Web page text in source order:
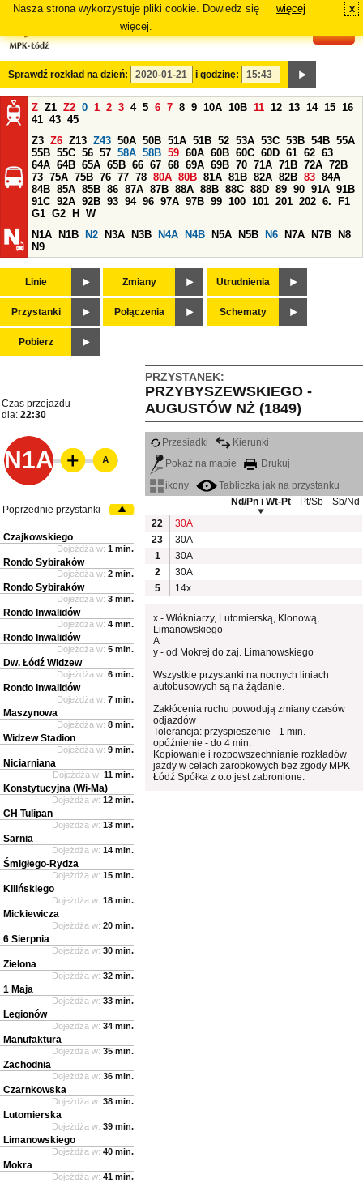
Nasza strona wykorzystuje pliki cookie. Dowiedz się
więcej.
więcej x
Sprawdź rozkład na dzień: i godzinę:
Z Z1 Z2 0 1 2 3 4 5 6 7 8 9 10A 10B 11 12 13 14 15 16
41 43 45
Z3 Z6 Z13 Z43 50A 50B 51A 51B 52 53A 53C 53B 54B 55A
55B 55C 56 57 58A 58B 59 60A 60B 60C 60D 61 62 63
64A 64B 65A 65B 66 67 68 69A 69B 70 71A 71B 72A 72B
73 75A 75B 76 77 78 80A 80B 81A 81B 82A 82B 83 84A
84B 85A 85B 86 87A 87B 88A 88B 88C 88D 89 90 91A 91B
91C 92A 92B 93 94 96 97A 97B 99 100 101 201 202 6.
F1
G1 G2 H
W
N1A
N1B N2 N3A N3B N4A N4B N5A N5B N6 N7A N7B
N8
N9
Linie Zmiany Utrudnienia
Przystanki Połączenia Schematy
Pobierz
PRZYSTANEK:
PRZYBYSZEWSKIEGO -
AUGUSTÓW NŻ (1849)
Czas przejazdu
dla: 22:30
N1A
Przesiadki
Kierunki
Pokaż na mapie
Drukuj
ikony
Tabliczka jak na przystanku
Nd/Pn i Wt-Pt
Pt/Sb
Sb/Nd
22
30A
23
30A
1
30A
2
30A
5
14x
x - Włókniarzy, Lutomierską, Klonową,
Limanowskiego
A
y - od Mokrej do zaj. Limanowskiego
Wszystkie przystanki na nocnych liniach
autobusowych są na żądanie.
Zakłócenia ruchu powodują zmiany czasów
odjazdów
Tolerancja: przyspieszenie - 1 min.
opóźnienie - do 4 min.
Kopiowanie i rozpowszechnianie rozkładów
jazdy w celach zarobkowych bez zgody MPK
Łódź Spółka z o.o jest zabronione.
A
Poprzednie przystanki
Czajkowskiego
Dojeżdża w: 1 min.
Rondo Sybiraków
Dojeżdża w: 2 min.
Rondo Sybiraków
Dojeżdża w: 3 min.
Rondo Inwalidów
Dojeżdża w: 4 min.
Rondo Inwalidów
Dojeżdża w: 5 min.
Dw. Łódź Widzew
Dojeżdża w: 6 min.
Rondo Inwalidów
Dojeżdża w: 7 min.
Maszynowa
Dojeżdża w: 8 min.
Widzew Stadion
Dojeżdża w: 9 min.
Niciarniana
Dojeżdża w: 11 min.
Konstytucyjna (Wi-Ma)
Dojeżdża w: 12 min.
CH Tulipan
Dojeżdża w: 13 min.
Sarnia
Dojeżdża w: 14 min.
Śmigłego-Rydza
Dojeżdża w: 15 min.
Kilińskiego
Dojeżdża w: 18 min.
Mickiewicza
Dojeżdża w: 20 min.
6 Sierpnia
Dojeżdża w: 30 min.
Zielona
Dojeżdża w: 32 min.
1 Maja
Dojeżdża w: 33 min.
Legionów
Dojeżdża w: 34 min.
Manufaktura
Dojeżdża w: 35 min.
Zachodnia
Dojeżdża w: 36 min.
Czarnkowska
Dojeżdża w: 38 min.
Lutomierska
Dojeżdża w: 39 min.
Limanowskiego
Dojeżdża w: 40 min.
Mokra
Dojeżdża w: 41 min.